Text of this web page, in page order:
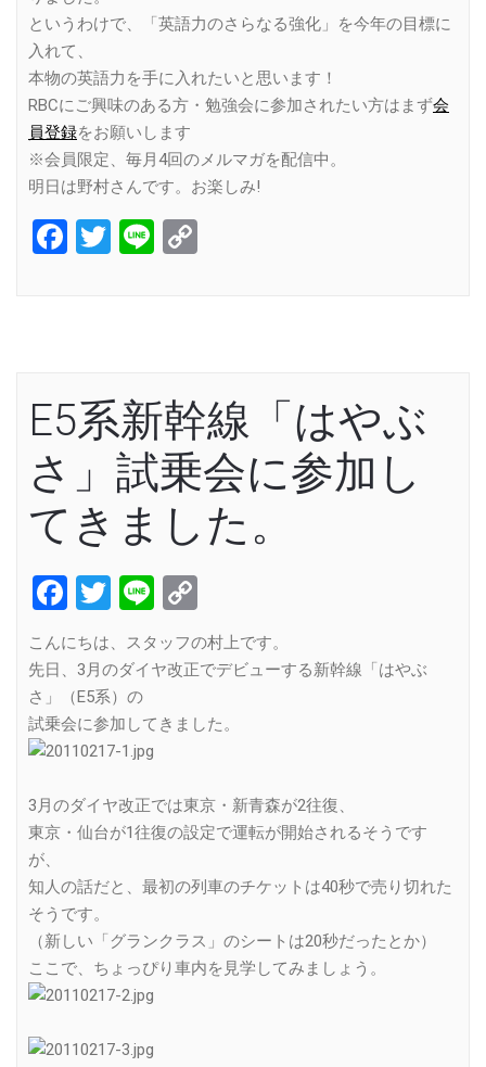
というわけで、「英語力のさらなる強化」を今年の目標に
入れて、
本物の英語力を手に入れたいと思います！
RBCにご興味のある方・勉強会に参加されたい方はまず会
員登録をお願いします
※会員限定、毎月4回のメルマガを配信中。
明日は野村さんです。お楽しみ!
Facebook
Twitter
Line
E5系新幹線「はやぶ
さ」試乗会に参加し
てきました。
Facebook
Twitter
Line
Link
こんにちは、スタッフの村上です。
先日、3月のダイヤ改正でデビューする新幹線「はやぶ
さ」（E5系）の
試乗会に参加してきました。
3月のダイヤ改正では東京・新青森が2往復、
東京・仙台が1往復の設定で運転が開始されるそうです
が、
知人の話だと、最初の列車のチケットは40秒で売り切れた
そうです。
（新しい「グランクラス」のシートは20秒だったとか）
ここで、ちょっぴり車内を見学してみましょう。